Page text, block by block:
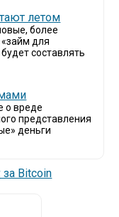
летом
более
для
составлять
о вреде
представления
деньги